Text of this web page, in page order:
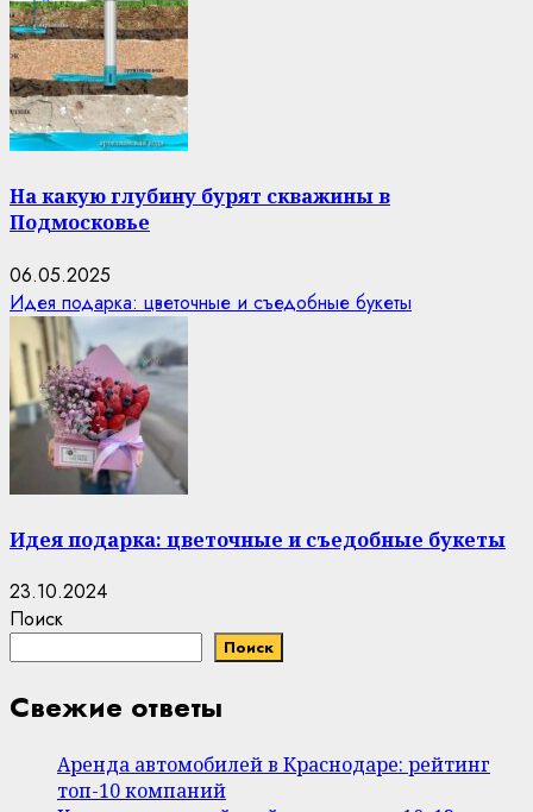
На какую глубину бурят скважины в
Подмосковье
06.05.2025
Идея подарка: цветочные и съедобные букеты
Идея подарка: цветочные и съедобные букеты
23.10.2024
Поиск
Поиск
Свежие ответы
Аренда автомобилей в Краснодаре: рейтинг
топ-10 компаний